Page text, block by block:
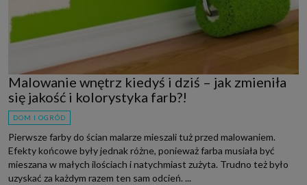
Malowanie wnętrz kiedyś i dziś – jak zmieniła
się jakość i kolorystyka farb?!
DOM I OGRÓD
Pierwsze farby do ścian malarze mieszali tuż przed malowaniem.
Efekty końcowe były jednak różne, ponieważ farba musiała być
mieszana w małych ilościach i natychmiast zużyta. Trudno też było
uzyskać za każdym razem ten sam odcień. ...